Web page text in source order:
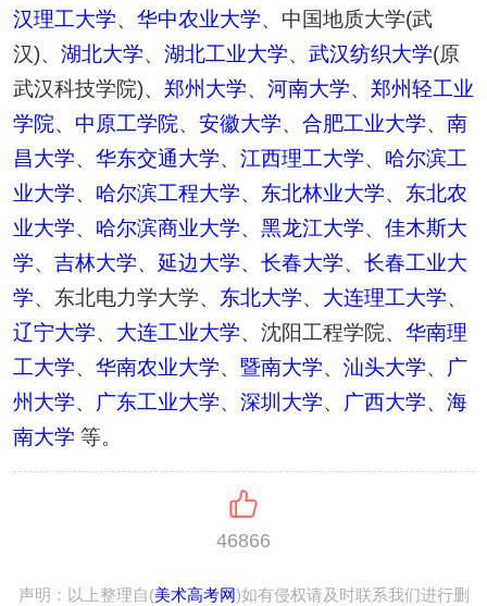
汉理工大学、 华中农业大学、中国地质大学(武
汉)、 湖北大学、 湖北工业大学、 武汉纺织大学(原
武汉科技学院)、 郑州大学、 河南大学、 郑州轻工业
学院、 中原工学院、 安徽大学、 合肥工业大学、 南
昌大学、 华东交通大学、 江西理工大学、 哈尔滨工
业大学、 哈尔滨工程大学、 东北林业大学、 东北农
业大学、 哈尔滨商业大学、 黑龙江大学、 佳木斯大
学、 吉林大学、 延边大学、 长春大学、 长春工业大
学、东北电力学大学、 东北大学、 大连理工大学、
辽宁大学、 大连工业大学、沈阳工程学院、 华南理
工大学、 华南农业大学、 暨南大学、 汕头大学、 广
州大学、 广东工业大学、 深圳大学、 广西大学、 海
南大学 等。
46866
声明：以上整理自(美术高考网)如有侵权请及时联系我们进行删